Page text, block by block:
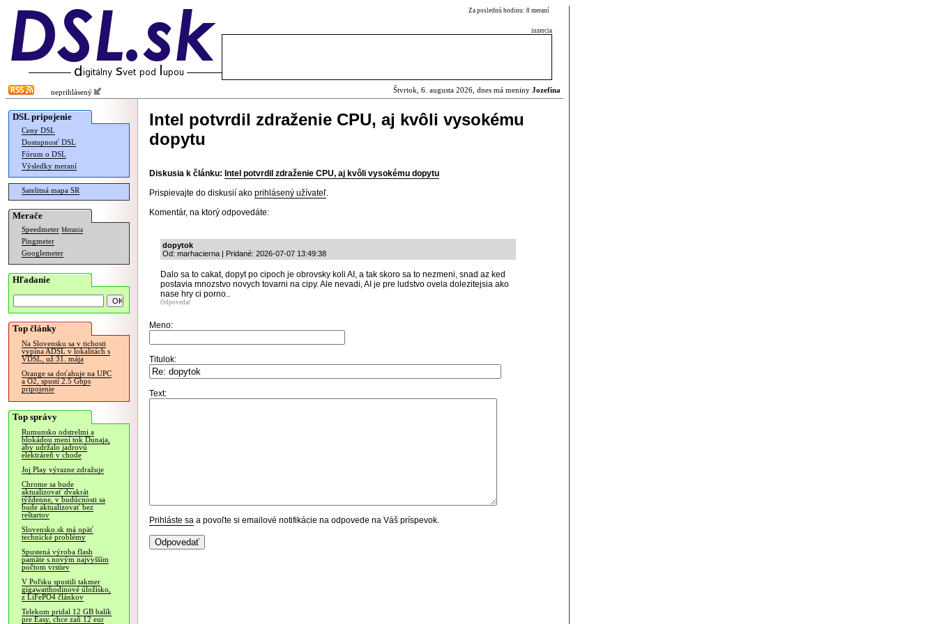
Za poslednú hodinu: 8 meraní
inzercia
neprihlásený Štvrtok, 6. augusta 2026, dnes má meniny Jozefína
DSL pripojenie
Ceny DSL
Dostupnosť DSL
Fórum o DSL
Výsledky meraní
Satelitná mapa SR
Merače
Speedmeter Merania
Pingmeter
Googlemeter
Hľadanie
Top články
Na Slovensku sa v tichosti
vypína ADSL v lokalitách s
VDSL, už 31. mája
Orange sa doťahuje na UPC
a O2, spustí 2.5 Gbps
pripojenie
Top správy
Rumunsko odstrelmi a
blokádou mení tok Dunaja,
aby udržalo jadrovú
elektráreň v chode
Joj Play výrazne zdražuje
Chrome sa bude
aktualizovať dvakrát
týždenne, v budúcnosti sa
bude aktualizovať bez
reštartov
Slovensko.sk má opäť
technické problémy
Spustená výroba flash
pamäte s novým najvyšším
počtom vrstiev
V Poľsku spustili takmer
gigawatthodinové úložisko,
z LiFePO4 článkov
Telekom pridal 12 GB balík
pre Easy, chce zaň 12 eur
Intel potvrdil zdraženie CPU, aj kvôli vysokému
dopytu
Diskusia k článku: Intel potvrdil zdraženie CPU, aj kvôli vysokému dopytu
Prispievajte do diskusií ako prihlásený užívateľ.
Komentár, na ktorý odpovedáte:
dopytok
Od: marhacierna | Pridané: 2026-07-07 13:49:38
Dalo sa to cakat, dopyt po cipoch je obrovsky koli AI, a tak skoro sa to nezmeni, snad az ked
postavia mnozstvo novych tovarni na cipy. Ale nevadi, AI je pre ludstvo ovela dolezitejsia ako
nase hry ci porno..
Odpovedať
Meno:
Titulok:
Text:
Prihláste sa a povoľte si emailové notifikácie na odpovede na Váš príspevok.